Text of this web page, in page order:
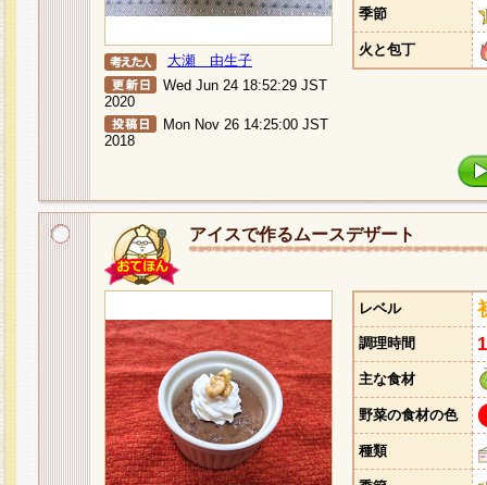
大瀬 由生子
Wed Jun 24 18:52:29 JST
2020
Mon Nov 26 14:25:00 JST
2018
季節
火と包丁
アイスで作るムースデザート
レベル
調理時間
主な食材
野菜の食材の色
種類